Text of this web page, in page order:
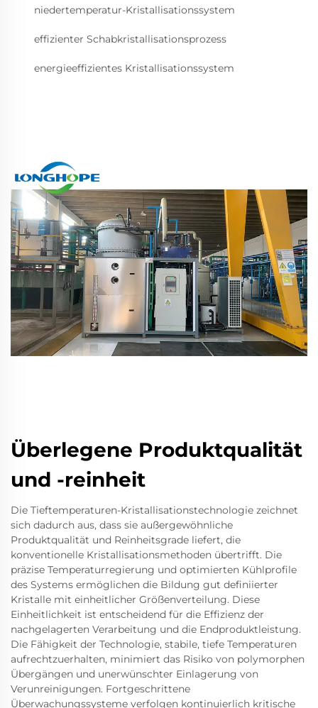
niedertemperatur-Kristallisationssystem
effizienter Schabkristallisationsprozess
energieeffizientes Kristallisationssystem
Überlegene Produktqualität
und -reinheit
Die Tieftemperaturen-Kristallisationstechnologie zeichnet
sich dadurch aus, dass sie außergewöhnliche
Produktqualität und Reinheitsgrade liefert, die
konventionelle Kristallisationsmethoden übertrifft. Die
präzise Temperaturregierung und optimierten Kühlprofile
des Systems ermöglichen die Bildung gut definiierter
Kristalle mit einheitlicher Größenverteilung. Diese
Einheitlichkeit ist entscheidend für die Effizienz der
nachgelagerten Verarbeitung und die Endproduktleistung.
Die Fähigkeit der Technologie, stabile, tiefe Temperaturen
aufrechtzuerhalten, minimiert das Risiko von polymorphen
Übergängen und unerwünschter Einlagerung von
Verunreinigungen. Fortgeschrittene
Überwachungssysteme verfolgen kontinuierlich kritische